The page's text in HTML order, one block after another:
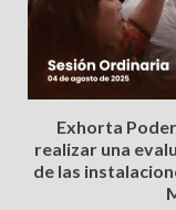
Exhorta
realizar una
de las